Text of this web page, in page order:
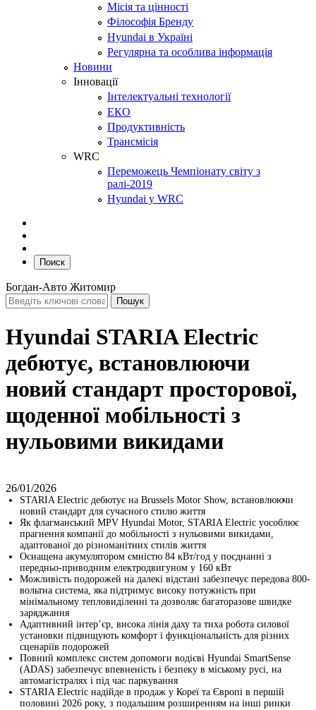
Місія та цінності
Філософія Бренду
Hyundai в Україні
Регулярна та особлива інформація
Новини
Інновації
Інтелектуальні технології
ЕКО
Продуктивність
Трансмісія
WRC
Переможець Чемпіонату світу з
ралі-2019
Hyundai у WRC
Поиск
Богдан-Авто Житомир
Hyundai STARIA Electric
дебютує, встановлюючи
новий стандарт просторової,
щоденної мобільності з
нульовими викидами
26/01/2026
STARIA Electric дебютує на Brussels Motor Show, встановлюючи
новий стандарт для сучасного стилю життя
Як флагманський MPV Hyundai Motor, STARIA Electric уособлює
прагнення компанії до мобільності з нульовими викидами,
адаптованої до різноманітних стилів життя
Оснащена акумулятором ємністю 84 кВт/год у поєднанні з
передньо-приводним електродвигуном у 160 кВт
Можливість подорожей на далекі відстані забезпечує передова 800-
вольтна система, яка підтримує високу потужність при
мінімальному тепловиділенні та дозволяє багаторазове швидке
заряджання
Адаптивний інтер’єр, висока лінія даху та тиха робота силової
установки підвищують комфорт і функціональність для різних
сценаріїв подорожей
Повний комплекс систем допомоги водієві Hyundai SmartSense
(ADAS) забезпечує впевненість і безпеку в міському русі, на
автомагістралях і під час паркування
STARIA Electric надійде в продаж у Кореї та Європі в першій
половині 2026 року, з подальшим розширенням на інші ринки